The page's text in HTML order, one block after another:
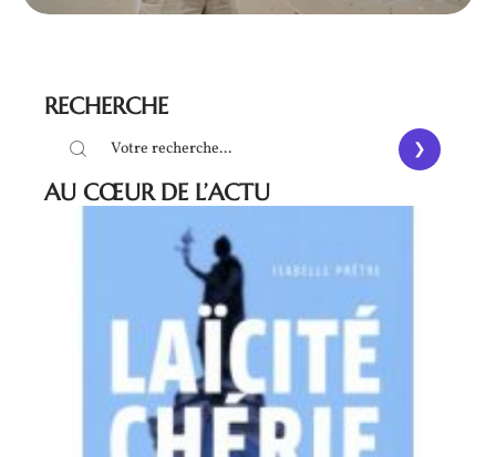
RECHERCHE
AU CŒUR DE L’ACTU